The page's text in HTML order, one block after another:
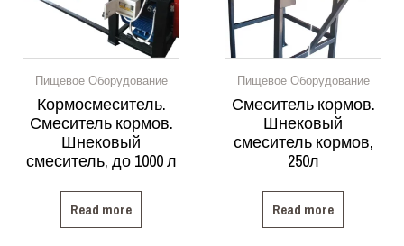
Пищевое Оборудование
Кормосмеситель.
Смеситель кормов.
Шнековый
смеситель, до 1000 л
Read more
Пищевое Оборудование
Смеситель кормов.
Шнековый
смеситель кормов,
250л
Read more